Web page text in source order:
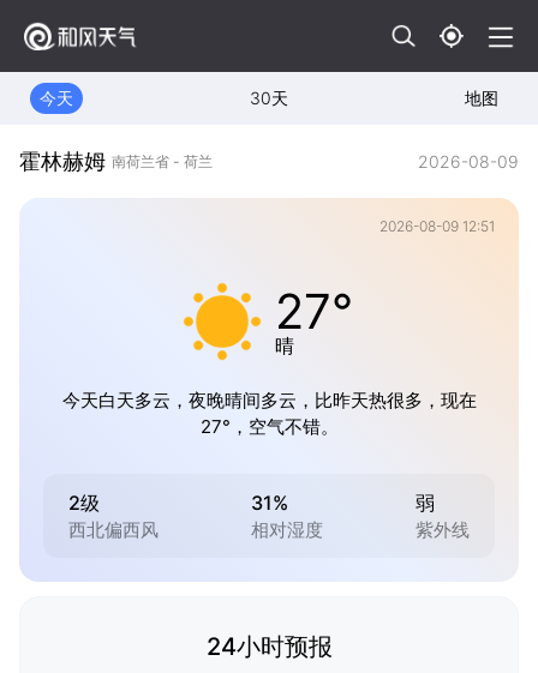
今天 30天 地图
霍林赫姆 南荷兰省 - 荷兰 2026-08-09
2026-08-09 12:51
27°
晴
今天白天多云，夜晚晴间多云，比昨天热很多，现在
27°，空气不错。
2级
西北偏西风
31%
相对湿度
弱
紫外线
24小时预报